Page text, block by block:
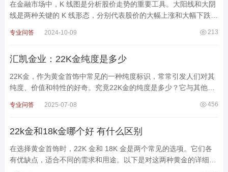
在金融市场中，K 线图是分析股价走势的重要工具。大阳线和大阴
线是两种关键的 K 线形态，分别代表股价的大幅上涨和大幅下跌。
213
专业问答 2024-10-09
汇凯金业：22K金纯度是多少
22K金，作为黄金首饰中常见的一种纯度标识，常常引发人们对其
纯度、价值和特性的好奇。究竟22K金的纯度是多少？它与其他K
揭
456
专业问答 2025-07-08
22k金和18k金哪个好 有什么区别
在选择黄金首饰时，22K 金和 18K 金是两个常见的选项。它们各
有优缺点，适合不同的需求和用途。以下是对这两种黄金的详细比